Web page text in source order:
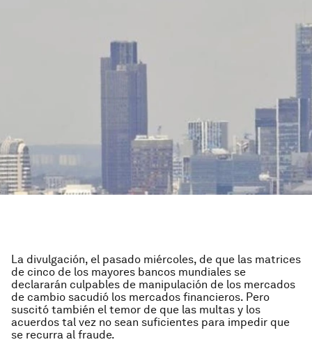
La divulgación, el pasado miércoles, de que las matrices
de cinco de los mayores bancos mundiales se
declararán culpables de manipulación de los mercados
de cambio sacudió los mercados financieros. Pero
suscitó también el temor de que las multas y los
acuerdos tal vez no sean suficientes para impedir que
se recurra al fraude.